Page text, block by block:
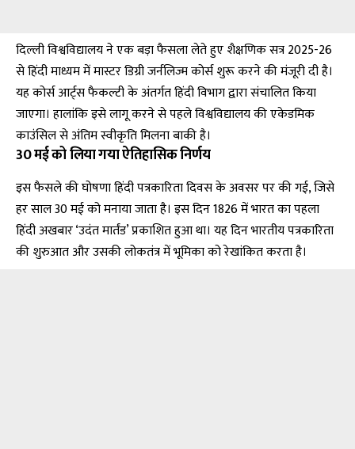
दिल्ली विश्वविद्यालय ने एक बड़ा फैसला लेते हुए शैक्षणिक सत्र 2025-26
से हिंदी माध्यम में मास्टर डिग्री जर्नलिज्म कोर्स शुरू करने की मंजूरी दी है।
यह कोर्स आर्ट्स फैकल्टी के अंतर्गत हिंदी विभाग द्वारा संचालित किया
जाएगा। हालांकि इसे लागू करने से पहले विश्वविद्यालय की एकेडमिक
काउंसिल से अंतिम स्वीकृति मिलना बाकी है।
30 मई को लिया गया ऐतिहासिक निर्णय
इस फैसले की घोषणा हिंदी पत्रकारिता दिवस के अवसर पर की गई, जिसे
हर साल 30 मई को मनाया जाता है। इस दिन 1826 में भारत का पहला
हिंदी अखबार ‘उदंत मार्तंड’ प्रकाशित हुआ था। यह दिन भारतीय पत्रकारिता
की शुरुआत और उसकी लोकतंत्र में भूमिका को रेखांकित करता है।